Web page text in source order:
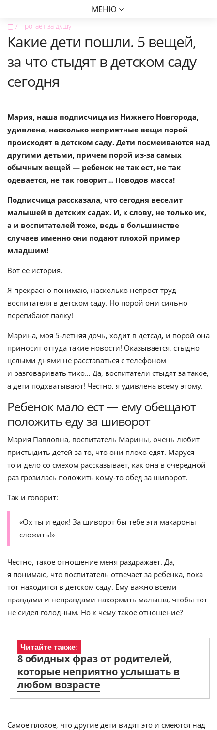
МЕНЮ
▢ Трогает за душу
Какие дети пошли. 5 вещей,
за что стыдят в детском саду
сегодня
Мария, наша подписчица из Нижнего Новгорода,
удивлена, насколько неприятные вещи порой
происходят в детском саду. Дети посмеиваются над
другими детьми, причем порой из-за самых
обычных вещей — ребенок не так ест, не так
одевается, не так говорит… Поводов масса!
Подписчица рассказала, что сегодня веселит
малышей в детских садах. И, к слову, не только их,
а и воспитателей тоже, ведь в большинстве
случаев именно они подают плохой пример
младшим!
Вот ее история.
Я прекрасно понимаю, насколько непрост труд
воспитателя в детском саду. Но порой они сильно
перегибают палку!
Марина, моя 5-летняя дочь, ходит в детсад, и порой она
приносит оттуда такие новости! Оказывается, стыдно
целыми днями не расставаться с телефоном
и разговаривать тихо… Да, воспитатели стыдят за такое,
а дети подхватывают! Честно, я удивлена всему этому.
Ребенок мало ест — ему обещают
положить еду за шиворот
Мария Павловна, воспитатель Марины, очень любит
пристыдить детей за то, что они плохо едят. Маруся
то и дело со смехом рассказывает, как она в очередной
раз грозилась положить кому-то обед за шиворот.
Так и говорит:
«Ох ты и едок! За шиворот бы тебе эти макароны
сложить!»
Честно, такое отношение меня раздражает. Да,
я понимаю, что воспитатель отвечает за ребенка, пока
тот находится в детском саду. Ему важно всеми
правдами и неправдами накормить малыша, чтобы тот
не сидел голодным. Но к чему такое отношение?
Читайте также:
8 обидных фраз от родителей,
которые неприятно услышать в
любом возрасте
Самое плохое, что другие дети видят это и смеются над